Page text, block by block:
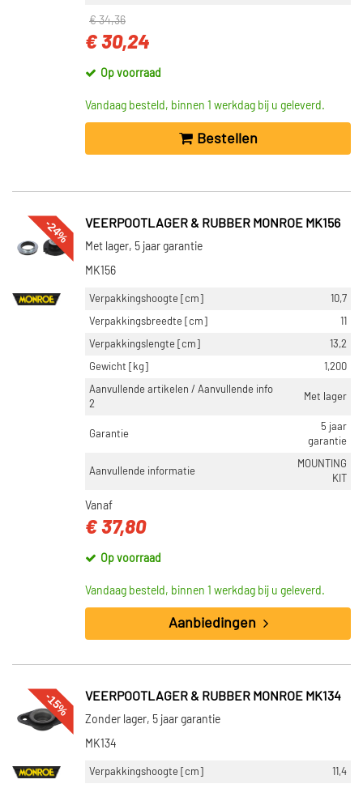
€ 34,36
€ 30,24
Op voorraad
Vandaag besteld, binnen 1 werkdag bij u geleverd.
Bestellen
-24% VEERPOOTLAGER & RUBBER MONROE MK156
Met lager, 5 jaar garantie
MK156
Verpakkingshoogte [cm]
10,7
Verpakkingsbreedte [cm]
11
Verpakkingslengte [cm]
13,2
Gewicht [kg]
1,200
Aanvullende artikelen / Aanvullende info
2
Met lager
Garantie
5 jaar
garantie
Aanvullende informatie
MOUNTING
KIT
Vanaf
€ 37,80
Op voorraad
Vandaag besteld, binnen 1 werkdag bij u geleverd.
Aanbiedingen
-15% VEERPOOTLAGER & RUBBER MONROE MK134
Zonder lager, 5 jaar garantie
MK134
Verpakkingshoogte [cm]
11,4